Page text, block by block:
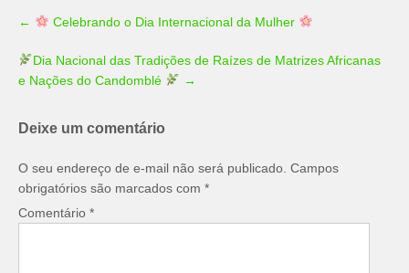
Post
navigation
← Celebrando o Dia Internacional da Mulher
Dia Nacional das Tradições de Raízes de Matrizes Africanas
e Nações do Candomblé
→
Deixe um comentário
O seu endereço de e-mail não será publicado. Campos
obrigatórios são marcados com *
Comentário *